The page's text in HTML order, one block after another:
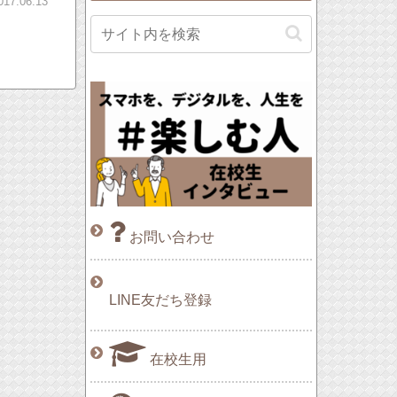
お問い合わせ
LINE友だち登録
在校生用